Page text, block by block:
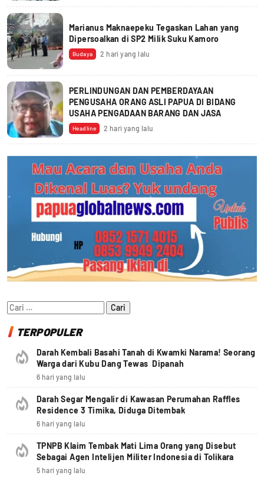
Marianus Maknaepeku Tegaskan Lahan yang
Dipersoalkan di SP2 Milik Suku Kamoro
Budaya 2 hari yang lalu
PERLINDUNGAN DAN PEMBERDAYAAN
PENGUSAHA ORANG ASLI PAPUA DI BIDANG
USAHA PENGADAAN BARANG DAN JASA
Headline 2 hari yang lalu
Cari
untuk:
TERPOPULER
Darah Kembali Basahi Tanah di Kwamki Narama! Seorang
Warga dari Kubu Dang Tewas Dipanah
6 hari yang lalu
Darah Segar Mengalir di Kawasan Perumahan Raffles
Residence 3 Timika, Diduga Ditembak
6 hari yang lalu
TPNPB Klaim Tembak Mati Lima Orang yang Disebut
Sebagai Agen Intelijen Militer Indonesia di Tolikara
5 hari yang lalu